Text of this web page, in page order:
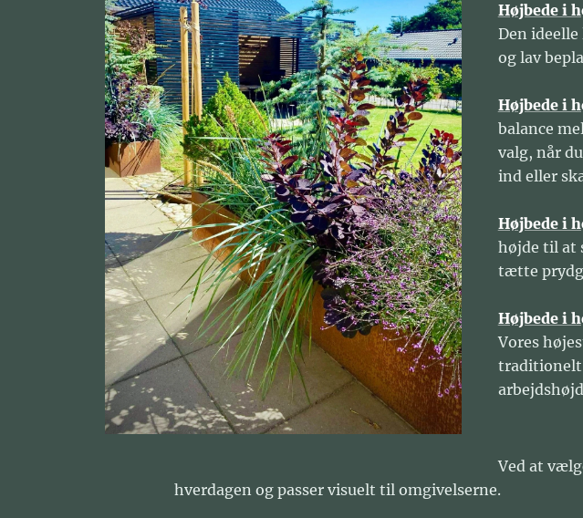
Højbede i
Den
og lav
Højbede i
balance
valg, når
ind eller
Højbede i
højde til at
tætte
Højbede i
Vores
traditionelt
Ved at
hverdagen og passer visuelt til omgivelserne.